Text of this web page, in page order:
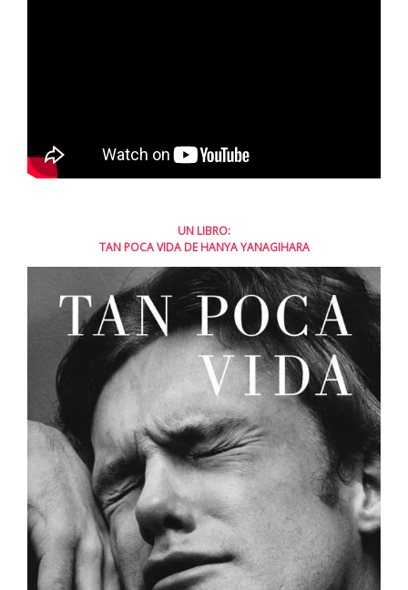
UN LIBRO:
TAN POCA VIDA DE HANYA YANAGIHARA